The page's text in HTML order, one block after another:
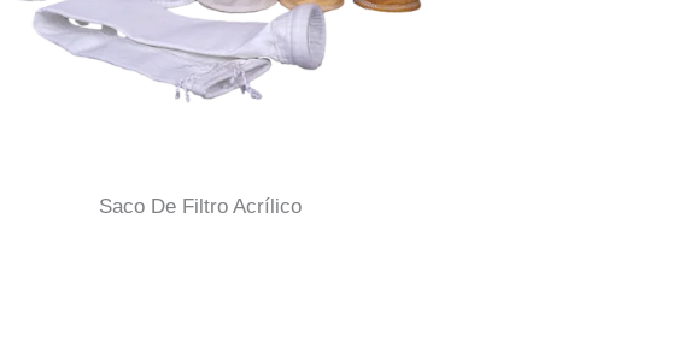
Saco De Filtro Acrílico